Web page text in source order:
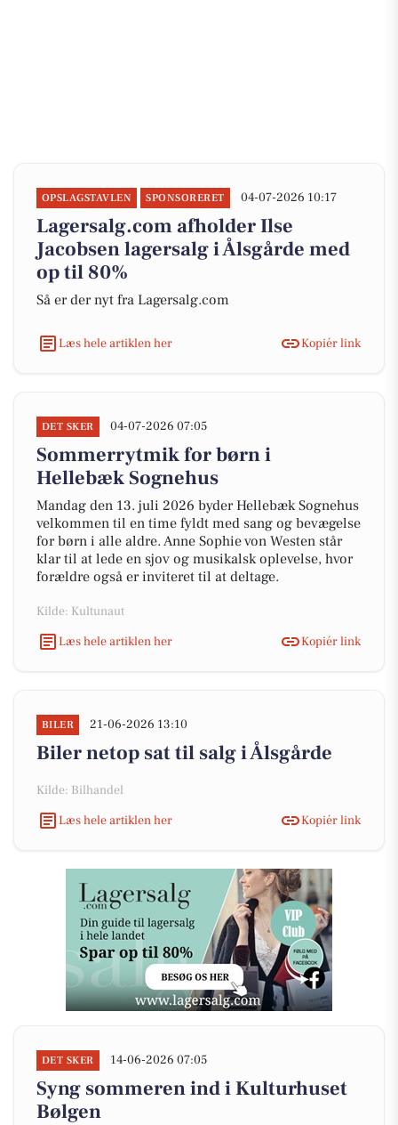
OPSLAGSTAVLEN SPONSORERET 04-07-2026 10:17
Lagersalg.com afholder Ilse
Jacobsen lagersalg i Ålsgårde med
op til 80%
Så er der nyt fra Lagersalg.com
Læs hele artiklen her Kopiér link
DET SKER 04-07-2026 07:05
Sommerrytmik for børn i
Hellebæk Sognehus
Mandag den 13. juli 2026 byder Hellebæk Sognehus
velkommen til en time fyldt med sang og bevægelse
for børn i alle aldre. Anne Sophie von Westen står
klar til at lede en sjov og musikalsk oplevelse, hvor
forældre også er inviteret til at deltage.
Kilde: Kultunaut
Læs hele artiklen her
Kopiér link
BILER 21-06-2026 13:10
Biler netop sat til salg i Ålsgårde
Kilde: Bilhandel
Læs hele artiklen her
Kopiér link
DET SKER 14-06-2026 07:05
Syng sommeren ind i Kulturhuset
Bølgen